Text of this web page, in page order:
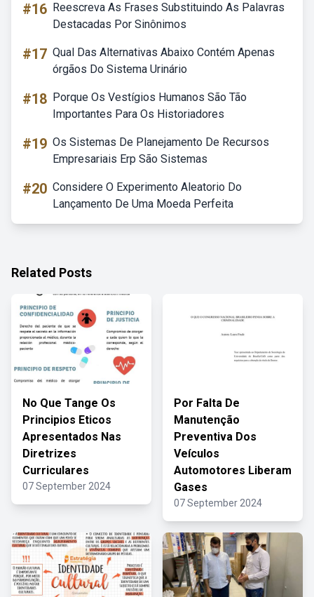
#16 Reescreva As Frases Substituindo As Palavras
Destacadas Por Sinônimos
#17 Qual Das Alternativas Abaixo Contém Apenas
órgãos Do Sistema Urinário
#18 Porque Os Vestígios Humanos São Tão
Importantes Para Os Historiadores
#19 Os Sistemas De Planejamento De Recursos
Empresariais Erp São Sistemas
#20 Considere O Experimento Aleatorio Do
Lançamento De Uma Moeda Perfeita
Related Posts
No Que Tange Os
Principios Eticos
Apresentados Nas
Diretrizes
Curriculares
07 September 2024
Por Falta De
Manutenção
Preventiva Dos
Veículos
Automotores Liberam
Gases
07 September 2024